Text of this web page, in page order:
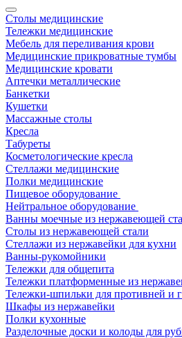
Столы медицинские
Тележки медицинские
Мебель для переливания крови
Медицинские прикроватные тумбы
Медицинские кровати
Аптечки металлические
Банкетки
Кушетки
Массажные столы
Кресла
Табуреты
Косметологические кресла
Стеллажи медицинские
Полки медицинские
Пищевое оборудование
Нейтральное оборудование
Ванны моечные из нержавеющей
Столы из нержавеющей стали
Стеллажи из нержавейки для кухни
Ванны-рукомойники
Тележки для общепита
Тележки платформенные из
Тележки-шпильки для противней и
Шкафы из нержавейки
Полки кухонные
Разделочные доски и колоды для